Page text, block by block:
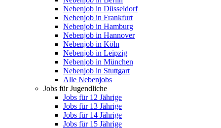
Nebenjob in Düsseldorf
Nebenjob in Frankfurt
Nebenjob in Hamburg
Nebenjob in Hannover
Nebenjob in Köln
Nebenjob in Leipzig
Nebenjob in München
Nebenjob in Stuttgart
Alle Nebenjobs
Jobs für Jugendliche
Jobs für 12 Jährige
Jobs für 13 Jährige
Jobs für 14 Jährige
Jobs für 15 Jährige